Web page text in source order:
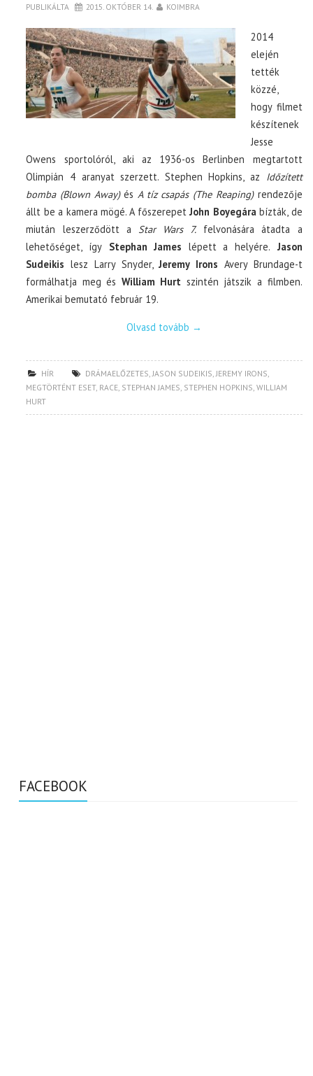
PUBLIKÁLTA 2015. OKTÓBER 14. KOIMBRA
2014
elején
tették
közzé,
hogy filmet
készítenek
Jesse
Owens sportolóról, aki az 1936-os Berlinben megtartott
Olimpián 4 aranyat szerzett. Stephen Hopkins, az Időzített
bomba (Blown Away)és A tíz csapás (The Reaping)rendezője
állt be a kamera mögé. A főszerepetJohn Boyegárabízták, de
miután leszerződött a Star Wars 7.felvonására átadta a
lehetőséget, így Stephan James lépett a helyére. Jason
Sudeikis lesz Larry Snyder,Jeremy Irons Avery Brundage-t
formálhatja meg és William Hurt szintén játszik a filmben.
Amerikai bemutató február 19.
Olvasd tovább →
HÍR DRÁMAELŐZETES,JASON SUDEIKIS,JEREMY IRONS,
MEGTÖRTÉNT ESET, RACE, STEPHAN JAMES, STEPHEN HOPKINS,WILLIAM
HURT
FACEBOOK